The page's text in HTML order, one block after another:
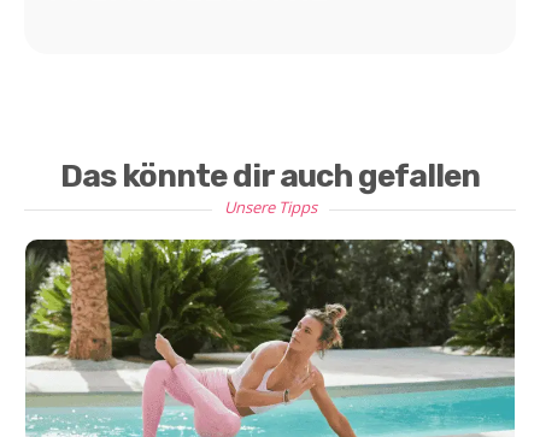
Das könnte dir auch gefallen
Unsere Tipps